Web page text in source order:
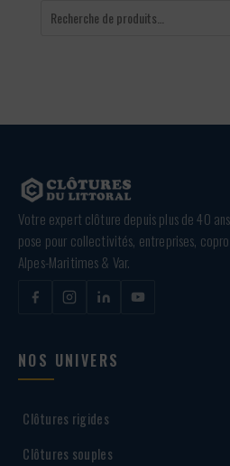
Votre expert clôture depuis plus de 40
pose pour collectivités, entreprises,
Alpes-Maritimes & Var.
NOS UNIVERS
Clôtures rigides
Clôtures souples